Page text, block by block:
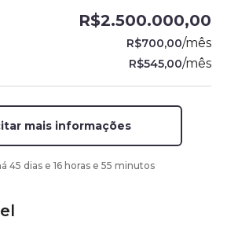
R$2.500.000,00
R$700,00/mês
R$545,00/mês
mais informações
45 dias e 16 horas e 55 minutos